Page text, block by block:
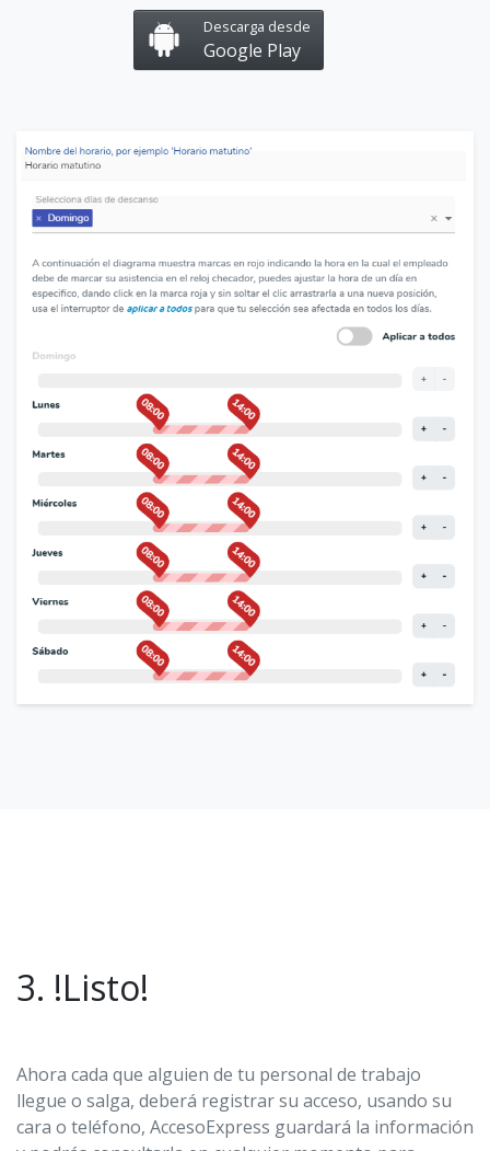
Descarga desde
Google Play
3. !Listo!
Ahora cada que alguien de tu personal de trabajo
llegue o salga, deberá registrar su acceso, usando su
cara o teléfono, AccesoExpress guardará la información